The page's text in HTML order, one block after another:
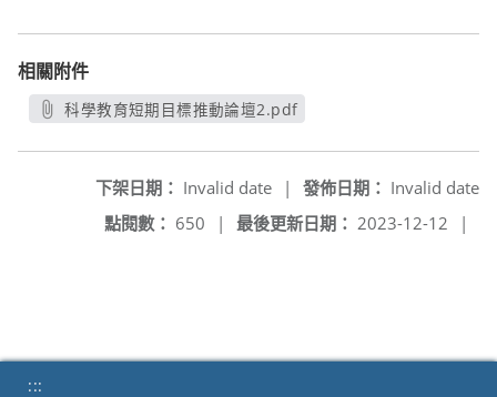
相關附件
科學教育短期目標推動論壇2.pdf
發佈日期： Invalid date
下架日期： Invalid date
|
最後更新日期： 2023-12-12 |
點閱數： 650 |
:::